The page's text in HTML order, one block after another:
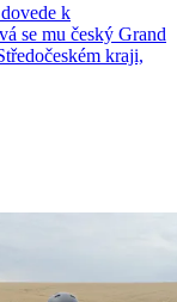
k
se mu český Grand
kraji,